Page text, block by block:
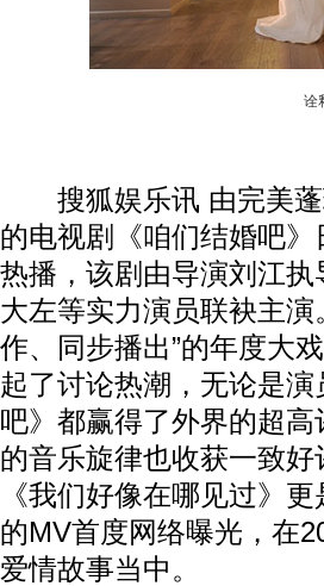
诠
搜狐娱乐讯 由完美蓬
的电视剧《咱们结婚吧
热播，该剧由导演刘江
大左等实力演员联袂主
作、同步播出”的年度大
起了讨论热潮，无论是
吧》都赢得了外界的超
的音乐旋律也收获一致
《我们好像在哪见过》
的MV首度网络曝光，在
爱情故事当中。